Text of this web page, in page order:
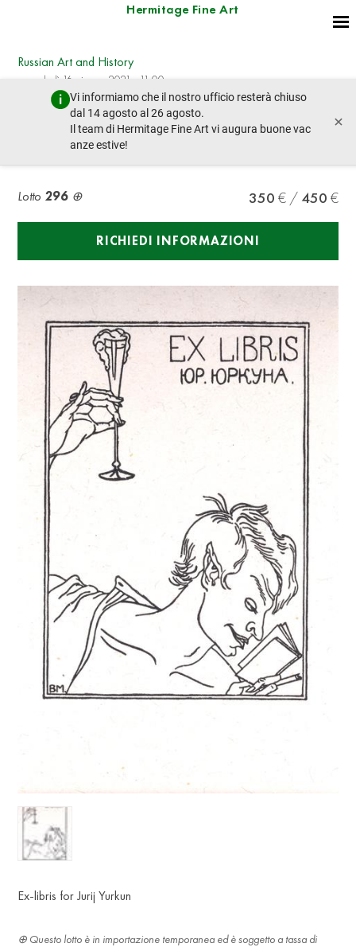
Hermitage Fine Art
Vi informiamo che il nostro ufficio resterà chiuso
dal 14 agosto al 26 agosto.
Il team di Hermitage Fine Art vi augura buone vac
anze estive!
×
Russian Art and History
mercoledì 16 giugno 2021 - 11:00
lotto precedente lotto prossimo
MILASHEVSKY VLADIMIR (1893-1976) ex libris
Lotto 296 350 450
RICHIEDI INFORMAZIONI
Ex-libris for Jurij Yurkun
Questo lotto è in importazione temporanea ed è soggetto a tassa di